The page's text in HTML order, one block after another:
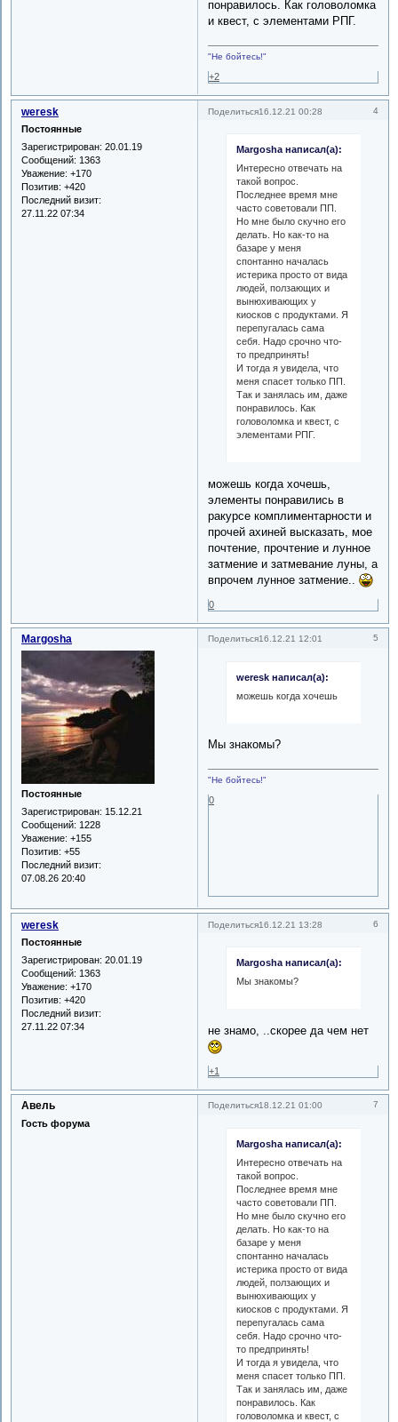
понравилось. Как головоломка
и квест, с элементами РПГ.
"Не бойтесь!"
+2
Поделиться 4
16.12.21 00:28
weresk
Постоянные
Зарегистрирован: 20.01.19
Сообщений: 1363
Уважение: +170
Позитив: +420
Последний визит:
27.11.22 07:34
Margosha написал(а):
Интересно отвечать на
такой вопрос.
Последнее время мне
часто советовали ПП.
Но мне было скучно его
делать. Но как-то на
базаре у меня
спонтанно началась
истерика просто от вида
людей, ползающих и
вынюхивающих у
киосков с продуктами. Я
перепугалась сама
себя. Надо срочно что-
то предпринять!
И тогда я увидела, что
меня спасет только ПП.
Так и занялась им, даже
понравилось. Как
головоломка и квест, с
элементами РПГ.
можешь когда хочешь,
элементы понравились в
ракурсе комплиментарности и
прочей ахиней высказать, мое
почтение, прочтение и лунное
затмение и затмевание луны, а
впрочем лунное затмение..
0
Поделиться 5
16.12.21 12:01
Margosha
Постоянные
Зарегистрирован: 15.12.21
Сообщений: 1228
Уважение: +155
Позитив: +55
Последний визит:
07.08.26 20:40
weresk написал(а):
можешь когда хочешь
Мы знакомы?
"Не бойтесь!"
0
Поделиться 6
16.12.21 13:28
weresk
Постоянные
Зарегистрирован: 20.01.19
Сообщений: 1363
Уважение: +170
Позитив: +420
Последний визит:
27.11.22 07:34
Margosha написал(а):
Мы знакомы?
не знамо, ..скорее да чем нет
+1
Поделиться 7
18.12.21 01:00
Авель
Гость форума
Margosha написал(а):
Интересно отвечать на
такой вопрос.
Последнее время мне
часто советовали ПП.
Но мне было скучно его
делать. Но как-то на
базаре у меня
спонтанно началась
истерика просто от вида
людей, ползающих и
вынюхивающих у
киосков с продуктами. Я
перепугалась сама
себя. Надо срочно что-
то предпринять!
И тогда я увидела, что
меня спасет только ПП.
Так и занялась им, даже
понравилось. Как
головоломка и квест, с